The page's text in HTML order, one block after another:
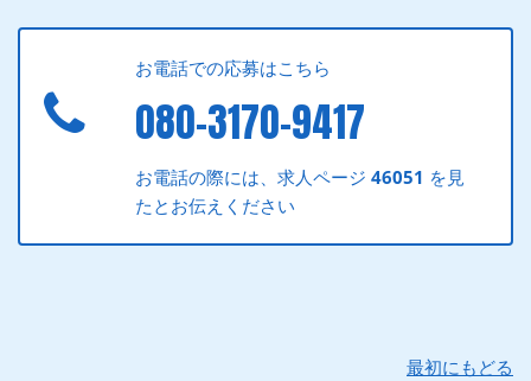
お電話での応募はこちら
080-3170-9417
お電話の際には、求人ページ46051 を見
たとお伝えください
最初にもどる